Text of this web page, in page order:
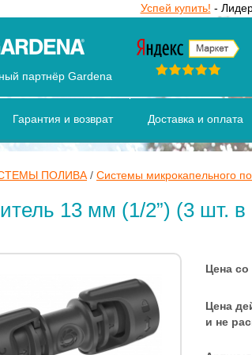
Успей купить! -
партнёр Gardena
Гарантия и возврат Доставка и оплата
ПОЛИВА / Системы микрокапельного
13 мм (1/2”) (3 шт.
Цена со
Цена
и не